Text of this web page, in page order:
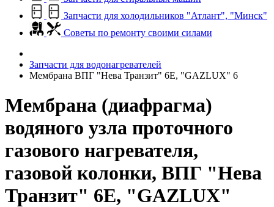
Запчасти для холодильников "Атлант", "Минск"
Советы по ремонту своими силами
Запчасти для водонагревателей
Мембрана ВПГ "Нева Транзит" 6Е, "GAZLUX" 6
Мембрана (диафрагма)
водяного узла проточного
газового нагревателя,
газовой колонки, ВПГ "Нева
Транзит" 6Е, "GAZLUX"